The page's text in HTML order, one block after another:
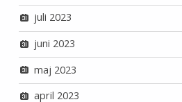
juli 2023
juni 2023
maj 2023
april 2023